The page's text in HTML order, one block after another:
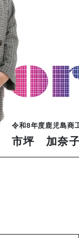
令和8年度鹿児島
市坪 加奈